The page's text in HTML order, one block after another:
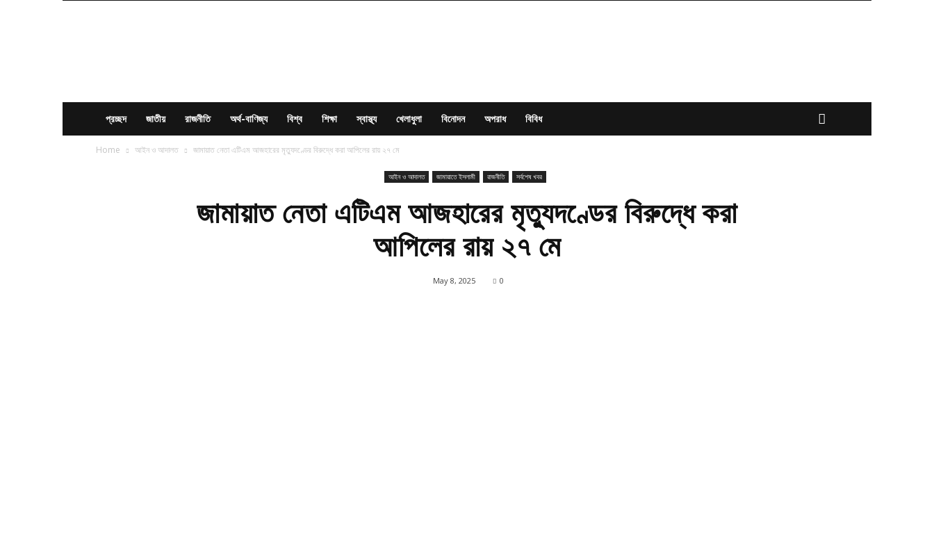
প্রচ্ছদ জাতীয় রাজনীতি অর্থ-বাণিজ্য বিশ্ব শিক্ষা স্বাস্থ্য খেলাধুলা বিনোদন অপরাধ বিবিধ
Home আইন ও আদালত জামায়াত নেতা এটিএম আজহারের মৃত্যুদণ্ডের বিরুদ্ধে করা আপিলের রায় ২৭ মে
আইন ও আদালত জামায়াতে ইসলামী রাজনীতি সর্বশেষ খবর
জামায়াত নেতা এটিএম আজহারের মৃত্যুদণ্ডের বিরুদ্ধে করা
আপিলের রায় ২৭ মে
May 8, 2025 0